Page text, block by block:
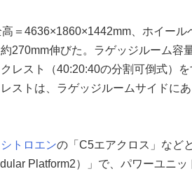
＝4636×1860×1442mm、ホイール
270mm伸びた。ラゲッジルーム容
レスト（40:20:40の分割可倒式）
ストは、ラゲッジルームサイドに
シトロエンの「C5エアクロス」など
Platform2）」で、パワーユニ